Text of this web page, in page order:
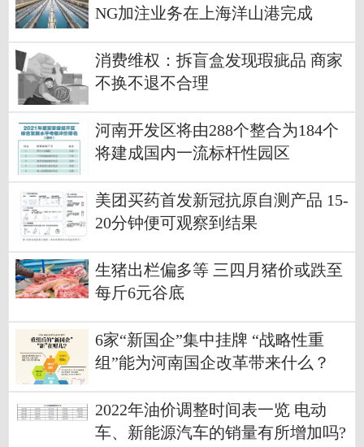
NG加注业务在上海洋山港完成
消费维权：拆盲盒发现瑕疵品 商家
不换不退不合理
河南开发区将由288个整合为184个
将建成国内一流标杆性园区
美团买药首发新冠抗原自测产品 15-
20分钟便可观察到结果
生猪出栏偏多等 三四月猪价或跌至
每斤6元谷底
6家“新国企”集中挂牌 “战略性重
组”能为河南国企改革带来什么？
2022年油价调整时间表一览 电动
车、新能源汽车的销量有所增加吗?